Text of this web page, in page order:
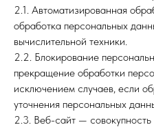
2.1. Автоматизированная
обработка персональных
вычислительной техники.
2.2. Блокирование
прекращение обработки
исключением случаев, если
уточнения персональных
2.3. Веб-сайт — совокупность